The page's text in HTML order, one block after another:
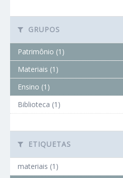
GRUPOS
Patrimônio (1)
Materiais (1)
Ensino (1)
Biblioteca (1)
ETIQUETAS
materiais (1)